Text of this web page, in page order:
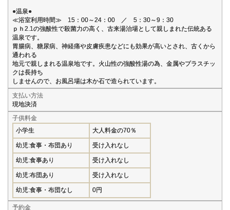
●温泉●
≪浴室利用時間≫ 15：00～24：00 ／ 5：30～9：30
ｐｈ2.1の強酸性で殺菌力の高く、古来湯治場として親しまれた伝統ある
温泉です。
胃腸病、糖尿病、神経痛や皮膚疾患などにも効果が高いとされ、古くから
通われる
地元で親しまれる温泉地です。火山性の強酸性湯の為、金属やプラスチッ
クは長持ち
しませんので、お風呂場は木か石で造られています。
支払い方法
現地決済
子供料金
小学生
大人料金の70％
幼児:食事・布団あり 受け入れなし
幼児:食事あり 受け入れなし
幼児:布団あり 受け入れなし
幼児:食事・布団なし 0円
予約金